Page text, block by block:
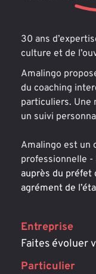
30 ans
culture et de
Amalingo
du coaching
particuliers. Une
un suivi
Amalingo est un
professionnelle -
auprès du préfet
agrément de
Entreprise
Faites évoluer
Particulier